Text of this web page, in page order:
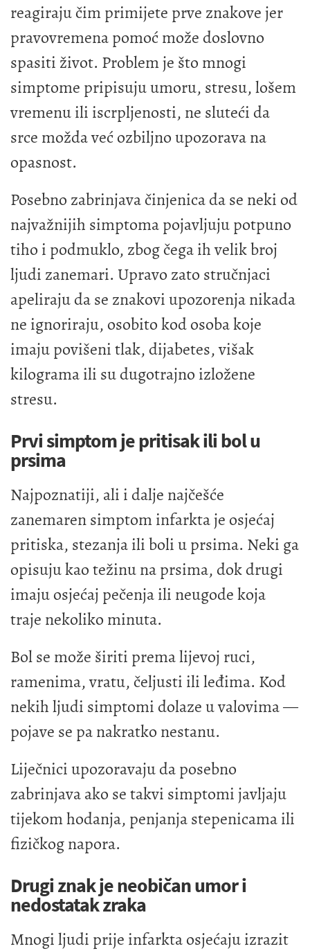
reagiraju čim primijete prve znakove jer
pravovremena pomoć može doslovno
spasiti život. Problem je što mnogi
simptome pripisuju umoru, stresu, lošem
vremenu ili iscrpljenosti, ne sluteći da
srce možda već ozbiljno upozorava na
opasnost.
Posebno zabrinjava činjenica da se neki od
najvažnijih simptoma pojavljuju potpuno
tiho i podmuklo, zbog čega ih velik broj
ljudi zanemari. Upravo zato stručnjaci
apeliraju da se znakovi upozorenja nikada
ne ignoriraju, osobito kod osoba koje
imaju povišeni tlak, dijabetes, višak
kilograma ili su dugotrajno izložene
stresu.
Prvi simptom je pritisak ili bol u
prsima
Najpoznatiji, ali i dalje najčešće
zanemaren simptom infarkta je osjećaj
pritiska, stezanja ili boli u prsima. Neki ga
opisuju kao težinu na prsima, dok drugi
imaju osjećaj pečenja ili neugode koja
traje nekoliko minuta.
Bol se može širiti prema lijevoj ruci,
ramenima, vratu, čeljusti ili leđima. Kod
nekih ljudi simptomi dolaze u valovima —
pojave se pa nakratko nestanu.
Liječnici upozoravaju da posebno
zabrinjava ako se takvi simptomi javljaju
tijekom hodanja, penjanja stepenicama ili
fizičkog napora.
Drugi znak je neobičan umor i
nedostatak zraka
Mnogi ljudi prije infarkta osjećaju izrazit